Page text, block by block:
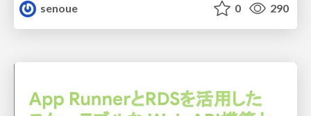
senoue
0 290